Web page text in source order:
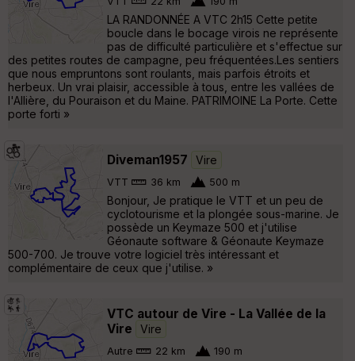
LA RANDONNÉE A VTC 2h15 Cette petite
boucle dans le bocage virois ne représente
pas de difficulté particulière et s'effectue sur
des petites routes de campagne, peu fréquentées.Les sentiers
que nous empruntons sont roulants, mais parfois étroits et
herbeux. Un vrai plaisir, accessible à tous, entre les vallées de
l'Allière, du Pouraison et du Maine. PATRIMOINE La Porte. Cette
porte forti »
Diveman1957 Vire
VTT 36 km 500 m
Bonjour, Je pratique le VTT et un peu de
cyclotourisme et la plongée sous-marine. Je
possède un Keymaze 500 et j'utilise
Géonaute software & Géonaute Keymaze
500-700. Je trouve votre logiciel très intéressant et
complémentaire de ceux que j'utilise. »
VTC autour de Vire - La Vallée de la
Vire
Vire
Autre 22 km 190 m